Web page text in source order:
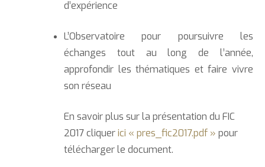
d’expérience
L’Observatoire pour poursuivre les
échanges tout au long de l’année,
approfondir les thématiques et faire vivre
son réseau
En savoir plus sur la présentation du FIC
2017 cliquerici « pres_fic2017.pdf » pour
télécharger le document.